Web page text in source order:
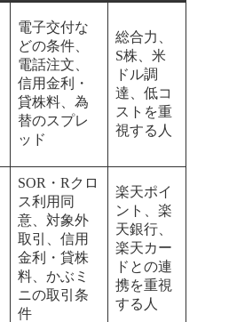
電子交付な
どの条件、
電話注文、
信用金利・
貸株料、為
替のスプレ
ッド
総合力、
S株、米
ドル調
達、低コ
ストを重
視する人
SOR・Rクロ
ス利用同
意、対象外
取引、信用
金利・貸株
料、かぶミ
ニの取引条
件
楽天ポイ
ント、楽
天銀行、
楽天カー
ドとの連
携を重視
する人